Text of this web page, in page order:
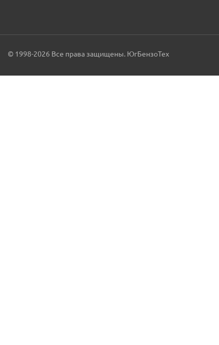
© 1998-2026 Все права защищены. ЮгБензоТех